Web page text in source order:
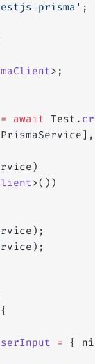
prisma' ;
>;
= await Test.
>())
{
= {